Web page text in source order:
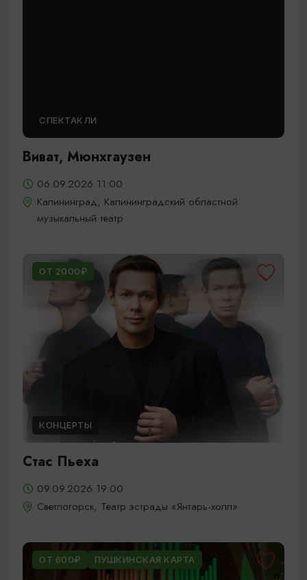
СПЕКТАКЛИ
Виват, Мюнхгаузен
06.09.2026 11:00
Калининград, Калининградский областной
музыкальный театр
ОТ 2000₽
КОНЦЕРТЫ
Стас Пьеха
09.09.2026 19:00
Светлогорск, Театр эстрады «Янтарь-холл»
ОТ 600₽ ПУШКИНСКАЯ КАРТА